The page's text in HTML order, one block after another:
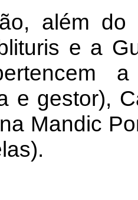
além do
e a
e gestor),
Mandic